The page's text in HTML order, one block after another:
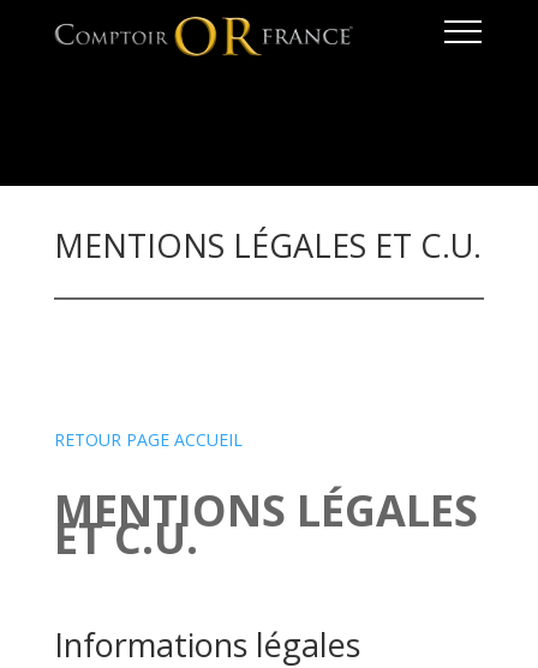
MENTIONS LÉGALES ET C.U.
RETOUR PAGE ACCUEIL
MENTIONS LÉGALES
ET C.U.
Informations légales